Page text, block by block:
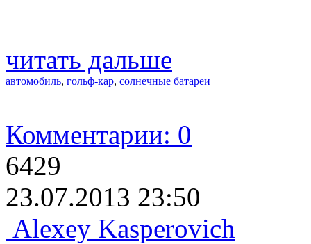
читать дальше
автомобиль, гольф-кар, солнечные батареи
Комментарии: 0
6429
23.07.2013 23:50
Alexey Kasperovich